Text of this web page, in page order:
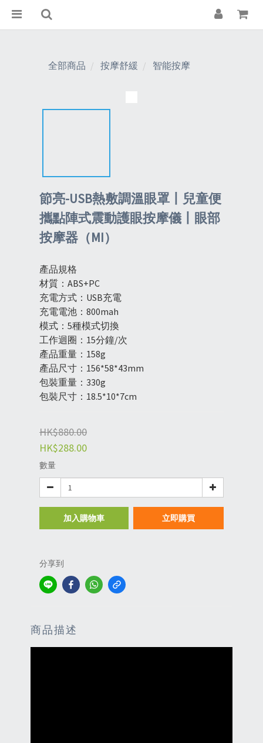
全部商品 按摩舒緩 智能按摩
節亮-USB熱敷調溫眼罩丨兒童便
攜點陣式震動護眼按摩儀丨眼部
按摩器（MI）
產品規格
材質：ABS+PC
充電方式：USB充電
充電電池：800mah
模式：5種模式切換
工作迴圈：15分鐘/次
產品重量：158g
產品尺寸：156*58*43mm
包裝重量：330g
包裝尺寸：18.5*10*7cm
HK$880.00
HK$288.00
數量
加入購物車 立即購買
分享到
商品描述